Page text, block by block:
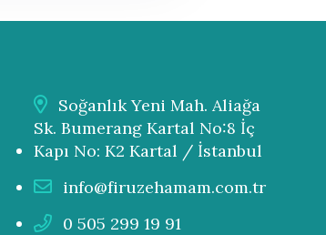
Soğanlık Yeni Mah. Aliağa
Sk. Bumerang Kartal No:8 İç
Kapı No: K2 Kartal / İstanbul
info@firuzehamam.com.tr
0 505 299 19 91